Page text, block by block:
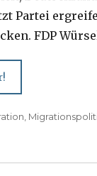
Partei
FDP